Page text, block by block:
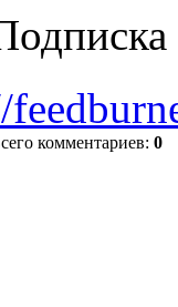
комментариев: 0